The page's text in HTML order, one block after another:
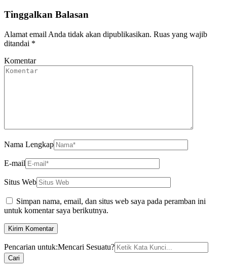
Tinggalkan Balasan
Alamat email Anda tidak akan dipublikasikan. Ruas yang wajib
ditandai *
Komentar
Nama Lengkap
E-mail
Situs Web
Simpan nama, email, dan situs web saya pada peramban ini
untuk komentar saya berikutnya.
Pencarian untuk:Mencari Sesuatu?